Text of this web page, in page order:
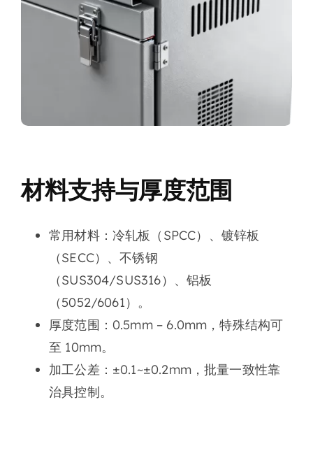
材料支持与厚度范围
常用材料：冷轧板（SPCC）、镀锌板
（SECC）、不锈钢
（SUS304/SUS316）、铝板
（5052/6061）。
厚度范围 ：0.5mm – 6.0mm，特殊结构可
至 10mm。
加工公差 ：±0.1~±0.2mm，批量一致性靠
治具控制。